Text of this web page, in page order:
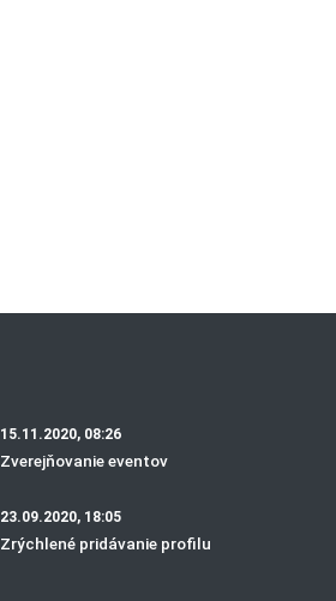
15.11.2020, 08:26
Zverejňovanie eventov
23.09.2020, 18:05
Zrýchlené pridávanie profilu